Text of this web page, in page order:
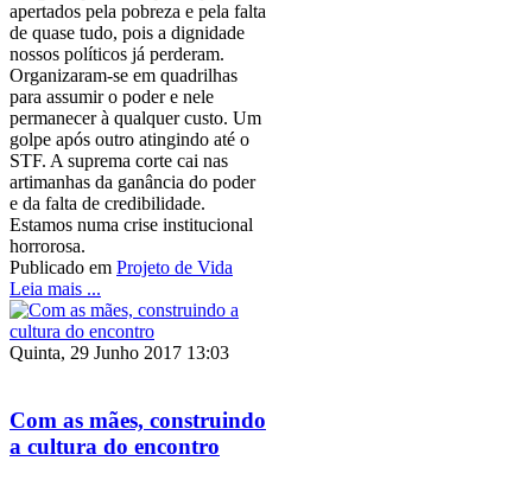
apertados pela pobreza e pela falta
de quase tudo, pois a dignidade
nossos políticos já perderam.
Organizaram-se em quadrilhas
para assumir o poder e nele
permanecer à qualquer custo. Um
golpe após outro atingindo até o
STF. A suprema corte cai nas
artimanhas da ganância do poder
e da falta de credibilidade.
Estamos numa crise institucional
horrorosa.
Publicado em Projeto de Vida
Leia mais ...
Quinta, 29 Junho 2017 13:03
Com as mães, construindo
a cultura do encontro